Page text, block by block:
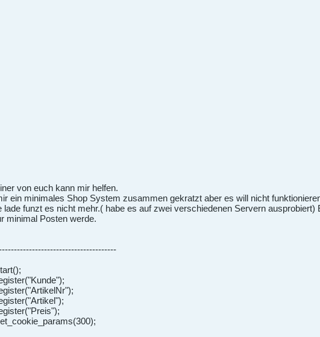
von euch kann mir helfen.
ein minimales Shop System zusammen gekratzt aber es will nicht
lade funzt es nicht mehr.( habe es auf zwei verschiedenen Servern
minimal Posten werde.